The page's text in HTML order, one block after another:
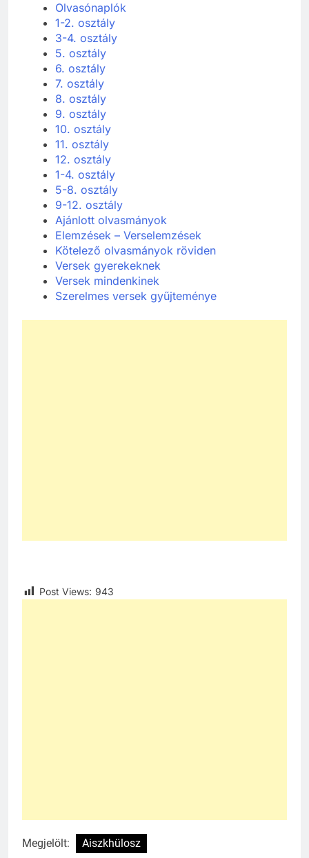
Olvasónaplók
1-2. osztály
3-4. osztály
5. osztály
6. osztály
7. osztály
8. osztály
9. osztály
10. osztály
11. osztály
12. osztály
1-4. osztály
5-8. osztály
9-12. osztály
Ajánlott olvasmányok
Elemzések – Verselemzések
Kötelező olvasmányok röviden
Versek gyerekeknek
Versek mindenkinek
Szerelmes versek gyűjteménye
Post Views: 943
Megjelölt: Aiszkhülosz